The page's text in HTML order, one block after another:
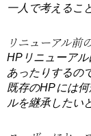
一人で考えるこ
リニューアル前
HPリニューア
あったりするの
既存のHPには
ルを継承したい